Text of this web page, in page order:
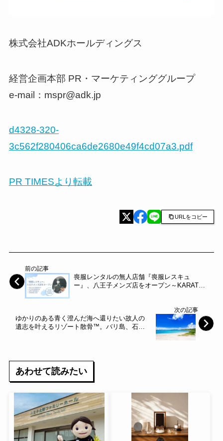
株式会社ADKホールディングス
経営企画本部 PR・マーケティンググループ
e-mail：mspr@adk.jp
d4328-320-
3c562f280406ca6de2680e49f4cd07a3.pdf
PR TIMESより転載
URLをコピー
前の記事
喪服レンタルの無人店舗『喪服レスキュ
ー』、八王子メンズ店をオープン～KARATE
次の記事
ゆかりのある青く澄んだ海へ還りたい故人の
遺志を叶えるリゾート散骨™。バリ島、石垣
あわせて読みたい